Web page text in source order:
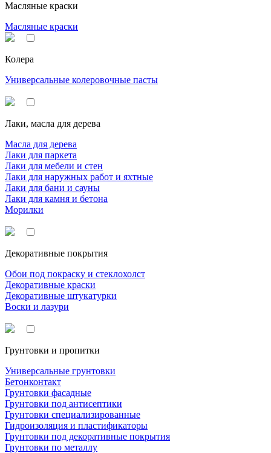
Масляные краски
Масляные краски
Колера
Универсальные колеровочные пасты
Лаки, масла для дерева
Масла для дерева
Лаки для паркета
Лаки для мебели и стен
Лаки для наружных работ и яхтные
Лаки для бани и сауны
Лаки для камня и бетона
Морилки
Декоративные покрытия
Обои под покраску и стеклохолст
Декоративные краски
Декоративные штукатурки
Воски и лазури
Грунтовки и пропитки
Универсальные грунтовки
Бетонконтакт
Грунтовки фасадные
Грунтовки под антисептики
Грунтовки специализированные
Гидроизоляция и пластификаторы
Грунтовки под декоративные покрытия
Грунтовки по металлу